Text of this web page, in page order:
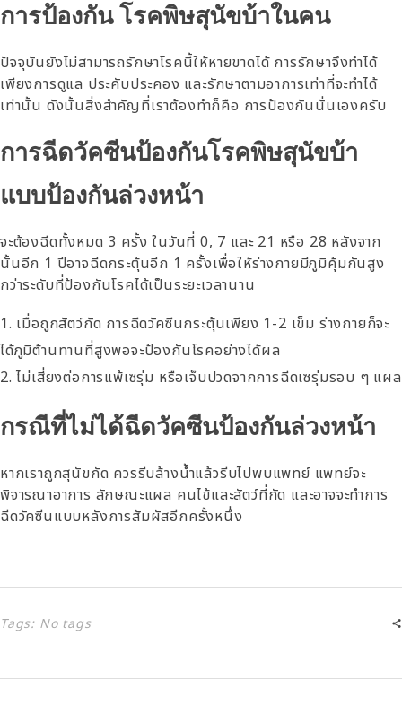
การป้องกัน โรคพิษสุนัขบ้าในคน
ปัจจุบันยังไม่สามารถรักษาโรคนี้ให้หายขาดได้ การรักษาจึงทำได้
เพียงการดูแล ประคับประคอง และรักษาตามอาการเท่าที่จะทำได้
เท่านั้น ดังนั้นสิ่งสำคัญที่เราต้องทำก็คือ การป้องกันนั่นเองครับ
การฉีดวัคซีนป้องกันโรคพิษสุนัขบ้า
แบบป้องกันล่วงหน้า
จะต้องฉีดทั้งหมด 3 ครั้ง ในวันที่ 0, 7 และ 21 หรือ 28 หลังจาก
นั้นอีก 1 ปีอาจฉีดกระตุ้นอีก 1 ครั้งเพื่อให้ร่างกายมีภูมิคุ้มกันสูง
กว่าระดับที่ป้องกันโรคได้เป็นระยะเวลานาน
เมื่อถูกสัตว์กัด การฉีดวัคซีนกระตุ้นเพียง 1-2 เข็ม ร่างกายก็จะ
ได้ภูมิต้านทานที่สูงพอจะป้องกันโรคอย่างได้ผล
ไม่เสี่ยงต่อการแพ้เซรุ่ม หรือเจ็บปวดจากการฉีดเซรุ่มรอบ ๆ แผล
กรณีที่ไม่ได้ฉีดวัคซีนป้องกันล่วงหน้า
หากเราถูกสุนัขกัด ควรรีบล้างน้ำแล้วรีบไปพบแพทย์ แพทย์จะ
พิจารณาอาการ ลักษณะแผล คนไข้และสัตว์ที่กัด และอาจจะทำการ
ฉีดวัคซีนแบบหลังการสัมผัสอีกครั้งหนึ่ง
Tags: No tags